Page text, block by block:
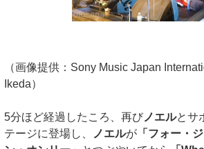
（画像提供：Sony Music Japan
Ikeda）
5分ほど経過したころ、再び ノエルとサ
テージに登場し、
ノエルが 「フォー・